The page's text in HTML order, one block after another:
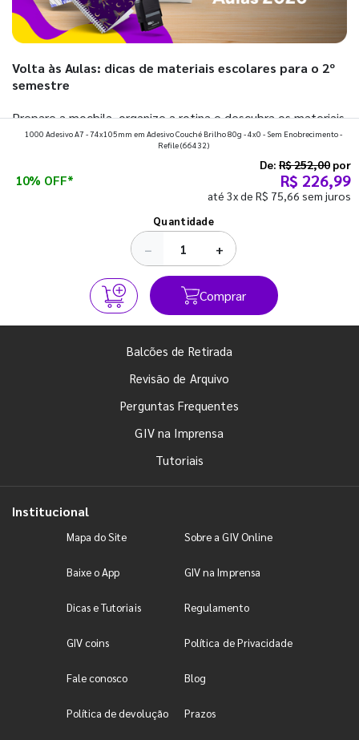
Volta às Aulas: dicas de materiais escolares para o 2º
semestre
Prepare a mochila, organize a rotina e descubra os materiais
que fazem toda diferença para começar o segundo
1000 Adesivo A7 - 74x105mm em Adesivo Couché Brilho 80g - 4x0 - Sem Enobrecimento -
Refile(66432)
10% OFF*
De: R$ 252,00 por
R$ 226,99
até 3x de R$ 75,66 sem juros
Quantidade
− +
Comprar
Balcões de Retirada
Revisão de Arquivo
Perguntas Frequentes
GIV na Imprensa
Tutoriais
Institucional
Mapa do Site Sobre a GIV Online
Baixe o App GIV na Imprensa
Dicas e Tutoriais Regulamento
GIV coins Política de Privacidade
Fale conosco Blog
Política de devolução Prazos